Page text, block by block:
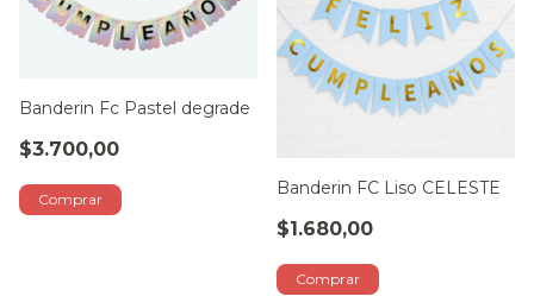
Banderin Fc Pastel degrade
$3.700,00
Banderin FC Liso CELESTE
$1.680,00